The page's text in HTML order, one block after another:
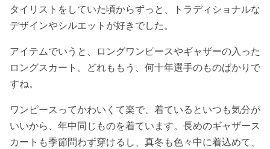
タイリストをしていた頃からずっと、トラディショナルな
デザインやシルエットが好きでした。
アイテムでいうと、ロングワンピースやギャザーの入った
ロングスカート。どれももう、何十年選手のものばかりで
すね。
ワンピースってかわいくて楽で、着ているといつも気分が
いいから、年中同じものを着ています。長めのギャザース
カートも季節問わず穿けるし、真冬も色々中に着込めて、